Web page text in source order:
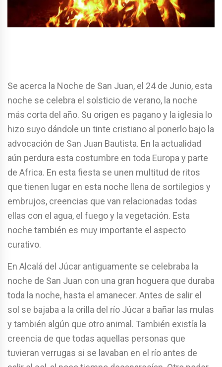
Se acerca la Noche de San Juan, el 24 de Junio, esta
noche se celebra el solsticio de verano, la noche
más corta del año. Su origen es pagano y la iglesia lo
hizo suyo dándole un tinte cristiano al ponerlo bajo la
advocación de San Juan Bautista. En la actualidad
aún perdura esta costumbre en toda Europa y parte
de Africa. En esta fiesta se unen multitud de ritos
que tienen lugar en esta noche llena de sortilegios y
embrujos, creencias que van relacionadas todas
ellas con el agua, el fuego y la vegetación. Esta
noche también es muy importante el aspecto
curativo.
En Alcalá del Júcar antiguamente se celebraba la
noche de San Juan con una gran hoguera que duraba
toda la noche, hasta el amanecer. Antes de salir el
sol se bajaba a la orilla del río Júcar a bañar las mulas
y también algún que otro animal. También existía la
creencia de que todas aquellas personas que
tuvieran verrugas si se lavaban en el río antes de